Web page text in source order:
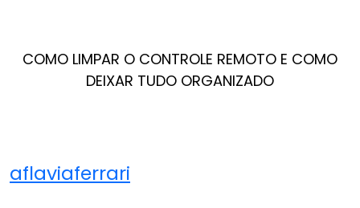
COMO LIMPAR O CONTROLE REMOTO E COMO
DEIXAR TUDO ORGANIZADO
aflaviaferrari